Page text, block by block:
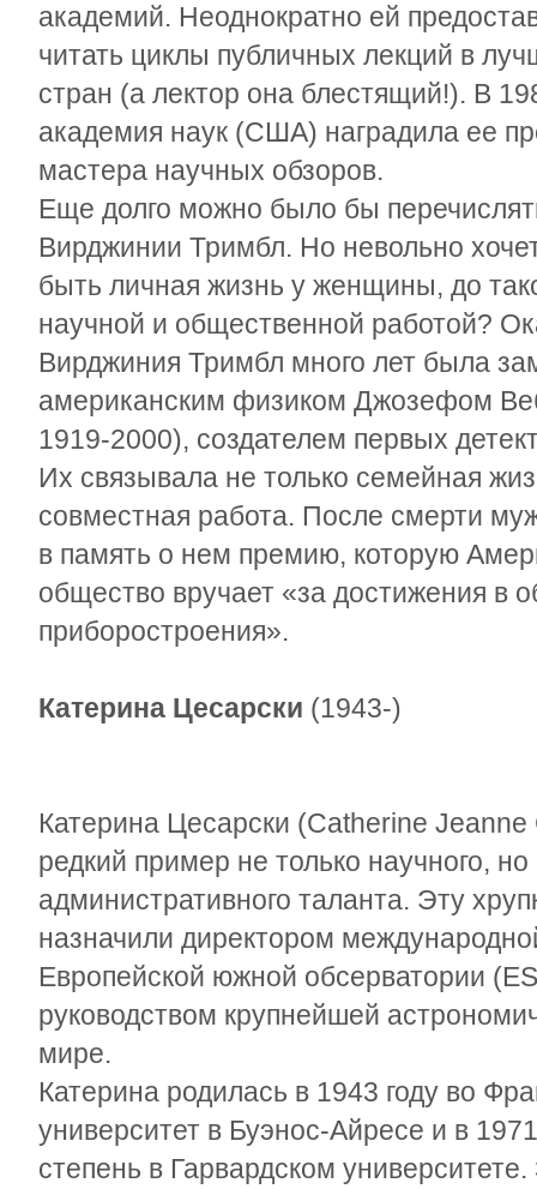
академий. Неоднократно ей
читать циклы публичных лекций в
стран (а лектор она блестящий!). В
академия наук (США) наградила ее
мастера научных обзоров.
Еще долго можно было бы
Вирджинии Тримбл. Но невольно
быть личная жизнь у женщины, до
научной и общественной работой?
Вирджиния Тримбл много лет была
американским физиком Джозефом
1919-2000), создателем первых
Их связывала не только семейная
совместная работа. После смерти
в память о нем премию, которую
общество вручает «за достижения в
приборостроения».
Катерина Цесарски (1943-)
Катерина Цесарски (Catherine
редкий пример не только научного, но
административного таланта. Эту
назначили директором
Европейской южной обсерватории
руководством крупнейшей
мире.
Катерина родилась в 1943 году во
университет в Буэнос-Айресе и в
степень в Гарвардском